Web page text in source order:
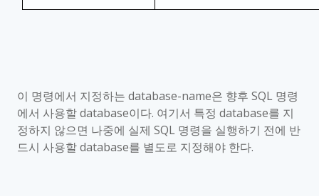
이 명령에서 지정하는 database-name은 향후 SQL 명령
에서 사용할database이다. 여기서 특정 database를 지
정하지 않으면 나중에 실제 SQL 명령을 실행하기 전에 반
드시 사용할database를 별도로 지정해야 한다.